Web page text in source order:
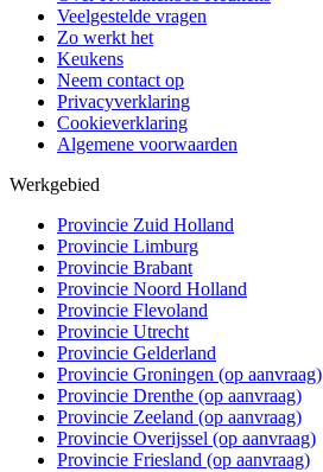
Veelgestelde vragen
Zo werkt het
Keukens
Neem contact op
Privacyverklaring
Cookieverklaring
Algemene voorwaarden
Werkgebied
Provincie Zuid Holland
Provincie Limburg
Provincie Brabant
Provincie Noord Holland
Provincie Flevoland
Provincie Utrecht
Provincie Gelderland
Provincie Groningen (op aanvraag)
Provincie Drenthe (op aanvraag)
Provincie Zeeland (op aanvraag)
Provincie Overijssel (op aanvraag)
Provincie Friesland (op aanvraag)